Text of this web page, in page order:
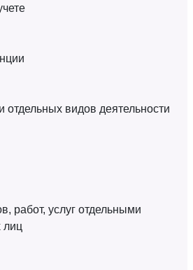
видов деятельности
работ, услуг отдельными
лиц